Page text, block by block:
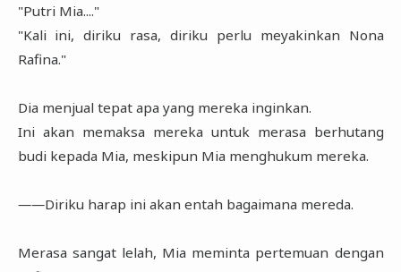
"Putri Mia...."
"Kali ini, diriku rasa, diriku perlu meyakinkan Nona
Rafina."
Dia menjual tepat apa yang mereka inginkan.
Ini akan memaksa mereka untuk merasa berhutang
budi kepada Mia, meskipun Mia menghukum mereka.
――Diriku harap ini akan entah bagaimana mereda.
Merasa sangat lelah, Mia meminta pertemuan dengan